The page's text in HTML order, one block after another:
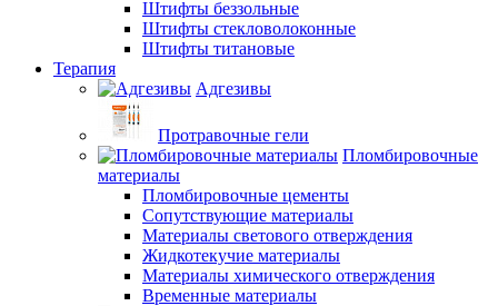
Штифты беззольные
Штифты стекловолоконные
Штифты титановые
Терапия
Адгезивы
Протравочные гели
Пломбировочные
материалы
Пломбировочные цементы
Сопутствующие материалы
Материалы светового отверждения
Жидкотекучие материалы
Материалы химического отверждения
Временные материалы